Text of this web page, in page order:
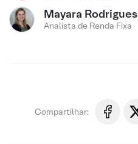
Mayara Rodrigues
Analista de Renda Fixa
Compartilhar: